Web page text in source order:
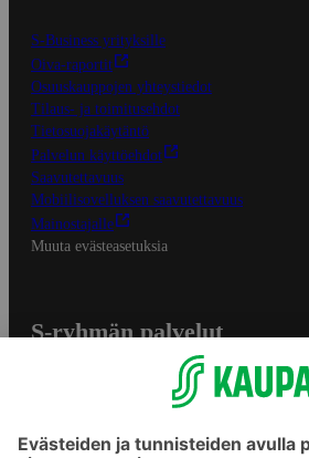
S-Business yrityksille
Oiva-raportit
Osuuskauppojen yhteystiedot
Tilaus- ja toimitusehdot
Tietosuojakäytäntö
Palvelun käyttöehdot
Saavutettavuus
Mobiilisovelluksen saavutettavuus
Mainostajalle
Muuta evästeasetuksia
S-ryhmän palvelut
Yhteishyvä Ruoka -sovellus